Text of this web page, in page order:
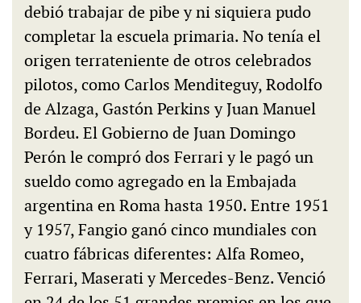
debió trabajar de pibe y ni siquiera pudo
completar la escuela primaria. No tenía el
origen terrateniente de otros celebrados
pilotos, como Carlos Menditeguy, Rodolfo
de Alzaga, Gastón Perkins y Juan Manuel
Bordeu. El Gobierno de Juan Domingo
Perón le compró dos Ferrari y le pagó un
sueldo como agregado en la Embajada
argentina en Roma hasta 1950. Entre 1951
y 1957, Fangio ganó cinco mundiales con
cuatro fábricas diferentes: Alfa Romeo,
Ferrari, Maserati y Mercedes-Benz. Venció